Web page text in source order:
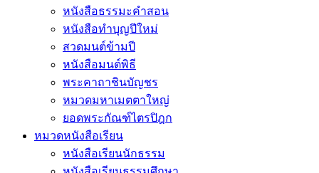
หนังสือธรรมะคำสอน
หนังสือทำบุญปีใหม่
สวดมนต์ข้ามปี
หนังสือมนต์พิธี
พระคาถาชินบัญชร
หมวดมหาเมตตาใหญ่
ยอดพระกัณฑ์ไตรปิฎก
หมวดหนังสือเรียน
หนังสือเรียนนักธรรม